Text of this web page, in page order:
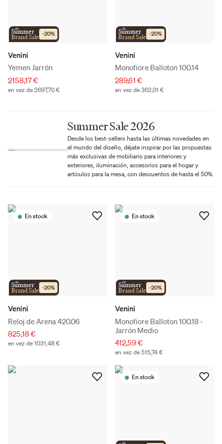
the
Summer
Brand Sale -20%
Venini
Yemen Jarrón
2158,17 €
en vez de 2697,70 €
the
Summer
Brand Sale -20%
Venini
Monofiore Balloton 100.14
289,61 €
en vez de 362,01 €
Summer Sale 2026
Desde los best-sellers hasta las últimas novedades en
el mundo del diseño, déjate inspirar por las propuestas
más exclusivas de mobiliario para interiores y
exteriores, iluminación, accesorios para el hogar y
artículos para la mesa, con descuentos de hasta el 50%.
En stock
the
Summer
Brand Sale -20%
Venini
Reloj de Arena 420.06
825,18 €
en vez de 1031,48 €
En stock
the
Summer
Brand Sale -20%
Venini
Monofiore Balloton 100.18 -
Jarrón Medio
412,59 €
en vez de 515,74 €
En stock
the